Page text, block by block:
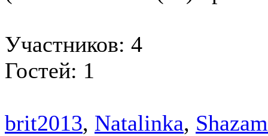
Участников: 4
Гостей: 1
brit2013, Natalinka, Shazam